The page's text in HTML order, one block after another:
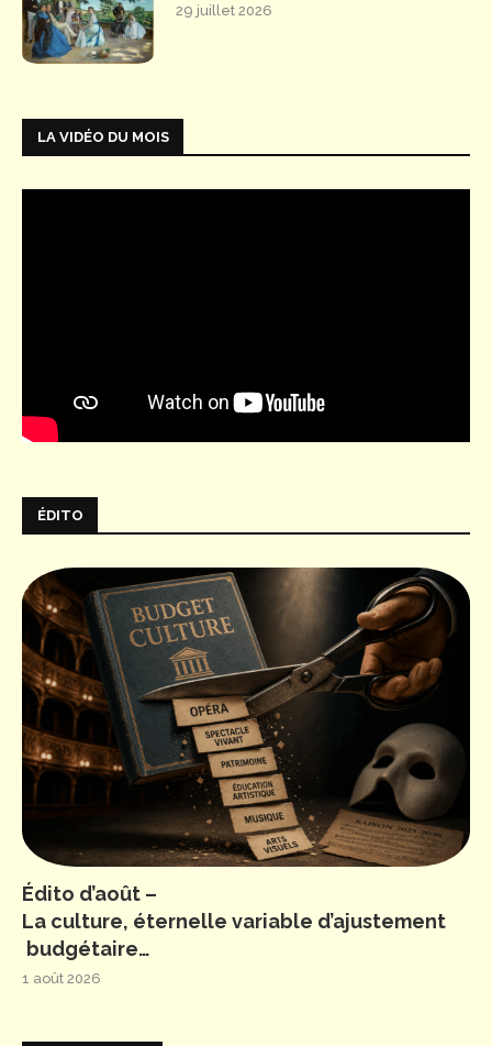
29 juillet 2026
LA VIDÉO DU MOIS
ÉDITO
Édito d’août –
La culture, éternelle variable d’ajustement
budgétaire…
1 août 2026